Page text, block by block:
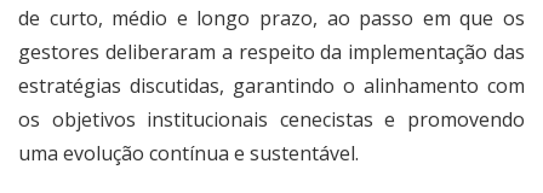
de curto, médio e longo prazo, ao passo em que os
gestores deliberaram a respeito da implementação das
estratégias discutidas, garantindo o alinhamento com
os objetivos institucionais cenecistas e promovendo
uma evolução contínua e sustentável.